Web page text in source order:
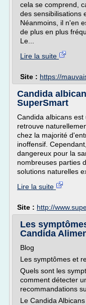
cela se comprend,
des sensibilisations
Néanmoins, il n'en
de plus en plus
Le...
Lire la suite
Site : https://
Candida
SuperSmart
Candida albicans
retrouve
chez la majorité
inoffensif.
dangereux pour la
nombreuses parties
solutions naturelles
Lire la suite
Site : http://
Les
Candida
Blog
Les symptômes et
Quels sont les
comment détecter
recommandations
Le Candida